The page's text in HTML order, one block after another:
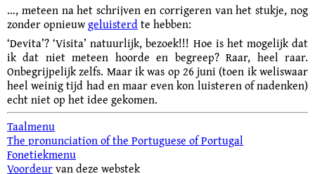
…, meteen na het schrijven en corrigeren van het stukje, nog
zonder opnieuwgeluisterdte hebben:
‘Devita’? ‘Visita’ natuurlijk, bezoek!!! Hoe is het mogelijk dat
ik dat niet meteen hoorde en begreep? Raar, heel raar.
Onbegrijpelijk zelfs. Maar ik was op 26 juni (toen ik weliswaar
heel weinig tijd had en maar even kon luisteren of nadenken)
echt niet op het idee gekomen.
Taalmenu
The pronunciation of the Portuguese of Portugal
Fonetiekmenu
Voordeurvan deze webstek